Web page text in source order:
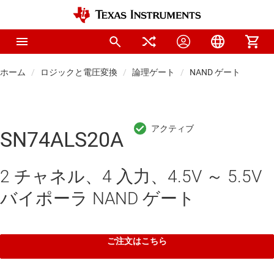
ホーム ロジックと電圧変換 論理ゲート NAND ゲート
SN74ALS20A
2 チャネル、4 入力、4.5V ～ 5.5V
バイポーラ NAND ゲート
ご注文はこちら